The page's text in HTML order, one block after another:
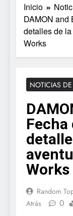
Inicio
DAMON and
detalles de
Works
NOTICIAS
Works
Random
Atrás
0